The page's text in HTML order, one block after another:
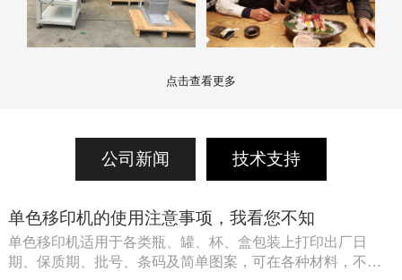
点击查看更多
公司新闻 技术支持
单色移印机的使用注意事项，我看您不知
单色移印机适用于各类瓶、罐、杯、盒包装上打印出厂日
期、保质期、批号、条码及简单图案，可在各种材料，不同